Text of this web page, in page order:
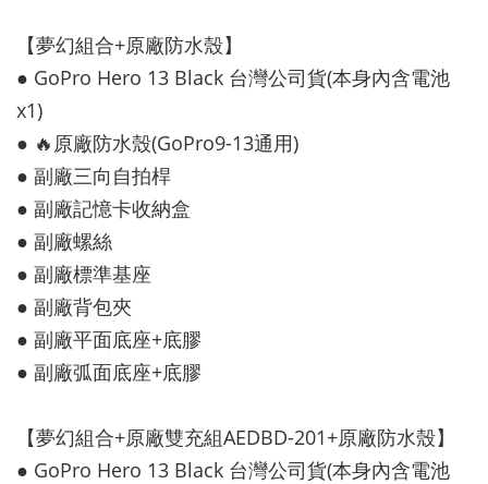
【夢幻組合+原廠防水殼】
● GoPro Hero 13 Black 台灣公司貨(本身內含電池
x1)
● 🔥原廠防水殼(GoPro9-13通用)
● 副廠三向自拍桿
● 副廠記憶卡收納盒
● 副廠螺絲
● 副廠標準基座
● 副廠背包夾
● 副廠平面底座+底膠
● 副廠弧面底座+底膠
【夢幻組合+原廠雙充組AEDBD-201+原廠防水殼】
● GoPro Hero 13 Black 台灣公司貨(本身內含電池